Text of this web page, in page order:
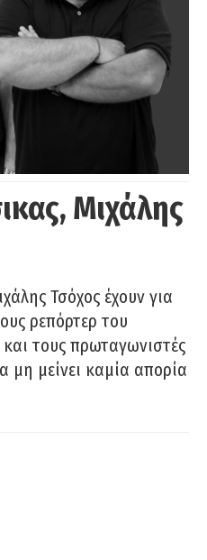
Μιχάλης
Τσόχος έχουν για
ρεπόρτερ του
τους πρωταγωνιστές
μη μείνει καμία απορία